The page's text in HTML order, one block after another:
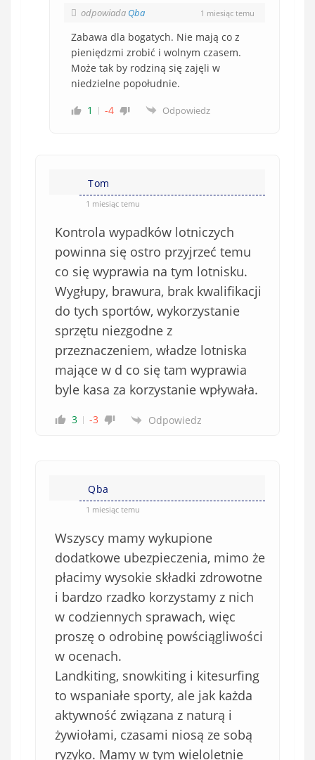
odpowiada Qba 1 miesiąc temu
Zabawa dla bogatych. Nie mają co z
pieniędzmi zrobić i wolnym czasem.
Może tak by rodziną się zajęli w
niedzielne popołudnie.
1
-4 Odpowiedz
Tom
1 miesiąc temu
Kontrola wypadków lotniczych
powinna się ostro przyjrzeć temu
co się wyprawia na tym lotnisku.
Wygłupy, brawura, brak kwalifikacji
do tych sportów, wykorzystanie
sprzętu niezgodne z
przeznaczeniem, władze lotniska
mające w d co się tam wyprawia
byle kasa za korzystanie wpływała.
3 -3 Odpowiedz
Qba
1 miesiąc temu
Wszyscy mamy wykupione
dodatkowe ubezpieczenia, mimo że
płacimy wysokie składki zdrowotne
i bardzo rzadko korzystamy z nich
w codziennych sprawach, więc
proszę o odrobinę powściągliwości
w ocenach.
Landkiting, snowkiting i kitesurfing
to wspaniałe sporty, ale jak każda
aktywność związana z naturą i
żywiołami, czasami niosą ze sobą
ryzyko. Mamy w tym wieloletnie